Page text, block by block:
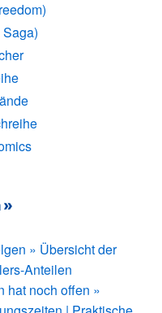
»
» Übersicht der
Anteilen
hat noch offen »